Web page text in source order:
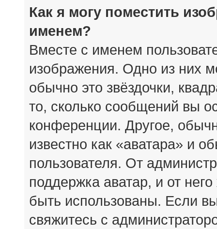
Как я могу поместить
именем?
Вместе с именем
изображения. Одно из них
обычно это звёздочки,
то, сколько сообщений вы
конференции. Другое,
известно как «аватара» и
пользователя. От
поддержка аватар, и от
быть использованы. Если
свяжитесь с